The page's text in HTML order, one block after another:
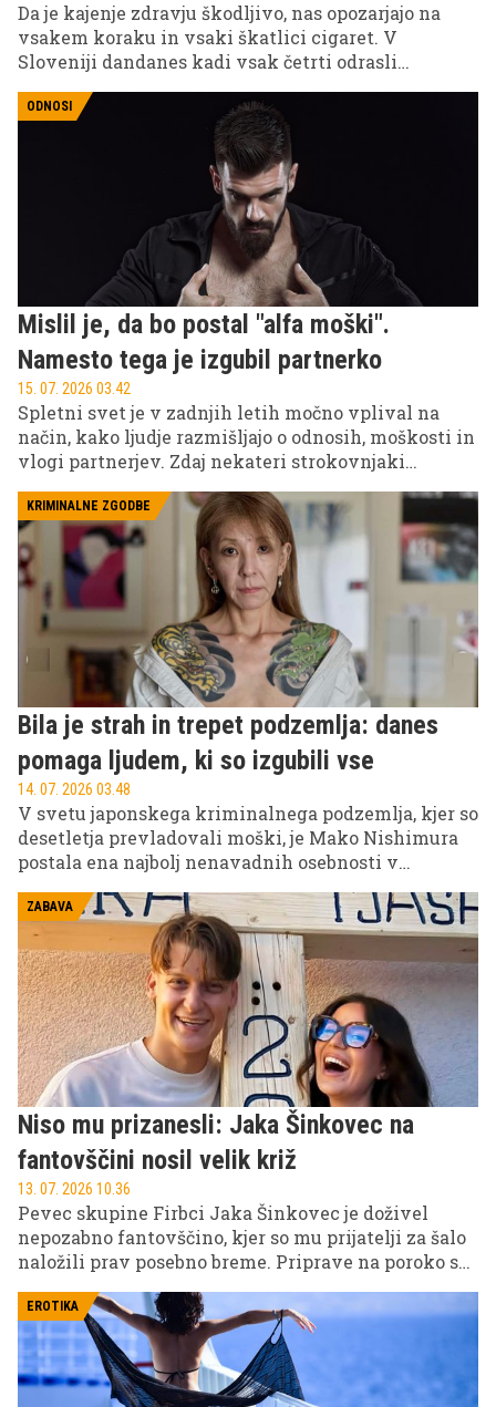
Da je kajenje zdravju škodljivo, nas opozarjajo na
vsakem koraku in vsaki škatlici cigaret. V
Sloveniji dandanes kadi vsak četrti odrasli
Slovenec. Opustitev te grde razvade, ki ubija počasi,
prinaša številne koristi za zdravje v vseh
starostnih obdobjih. Kaj je skrivnost tistih, ki so
nehali kaditi? Večina nekdanjih kadilcev vam bo
povedala, da so vsaj enkrat neuspešno poskusili reči
kajenju 'ne'. Zato ne gre obupati po prvem poskusu.
ODNOSI
Mislil je, da bo postal "alfa moški".
Namesto tega je izgubil partnerko
15. 07. 2026 03.42
Spletni svet je v zadnjih letih močno vplival na
način, kako ljudje razmišljajo o odnosih, moškosti in
vlogi partnerjev. Zdaj nekateri strokovnjaki
opozarjajo na nov pojav: partnerstva, v katerih naj bi
radikalne ideje iz spletnih skupnosti vplivale na
vedenje moških in povzročale vse več konfliktov v
zvezah.
KRIMINALNE ZGODBE
Bila je strah in trepet podzemlja: danes
pomaga ljudem, ki so izgubili vse
14. 07. 2026 03.48
V svetu japonskega kriminalnega podzemlja, kjer so
desetletja prevladovali moški, je Mako Nishimura
postala ena najbolj nenavadnih osebnosti v
dokazati, da je lahko enako nasilna in
brezkompromisna kot moški gangsterji, pa danes
svoje življenje posveča povsem drugačnemu
poslanstvu.
ZABAVA
Niso mu prizanesli: Jaka Šinkovec na
fantovščini nosil velik križ
13. 07. 2026 10.36
Pevec skupine Firbci Jaka Šinkovec je doživel
nepozabno fantovščino, kjer so mu prijatelji za šalo
naložili prav posebno breme. Priprave na poroko s
pričakuje tudi svojega prvega otroka.
EROTIKA